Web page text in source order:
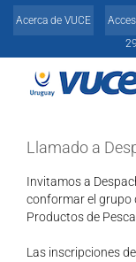
Skip
Acerca de VUCE
Llamado a
Invitamos a
conformar el grupo
Productos de Pesca.
Las inscripciones